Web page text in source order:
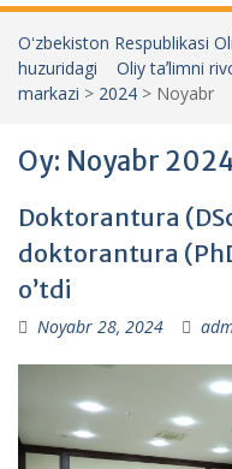
Oʻzbekiston Respublikasi
huzuridagi Oliy taʼlimni
markazi > 2024 > Noyabr
Oy: Noyabr
Doktorantura
doktorantura
o’tdi
Noyabr 28, 2024